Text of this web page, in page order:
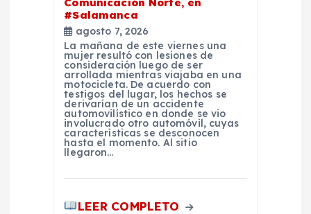
Comunicación Norte, en
#Salamanca
agosto 7, 2026
La mañana de este viernes una
mujer resultó con lesiones de
consideración luego de ser
arrollada mientras viajaba en una
motocicleta. De acuerdo con
testigos del lugar, los hechos se
derivarían de un accidente
automovilístico en donde se vio
involucrado otro automóvil, cuyas
características se desconocen
hasta el momento. Al sitio
llegaron…
LEER COMPLETO